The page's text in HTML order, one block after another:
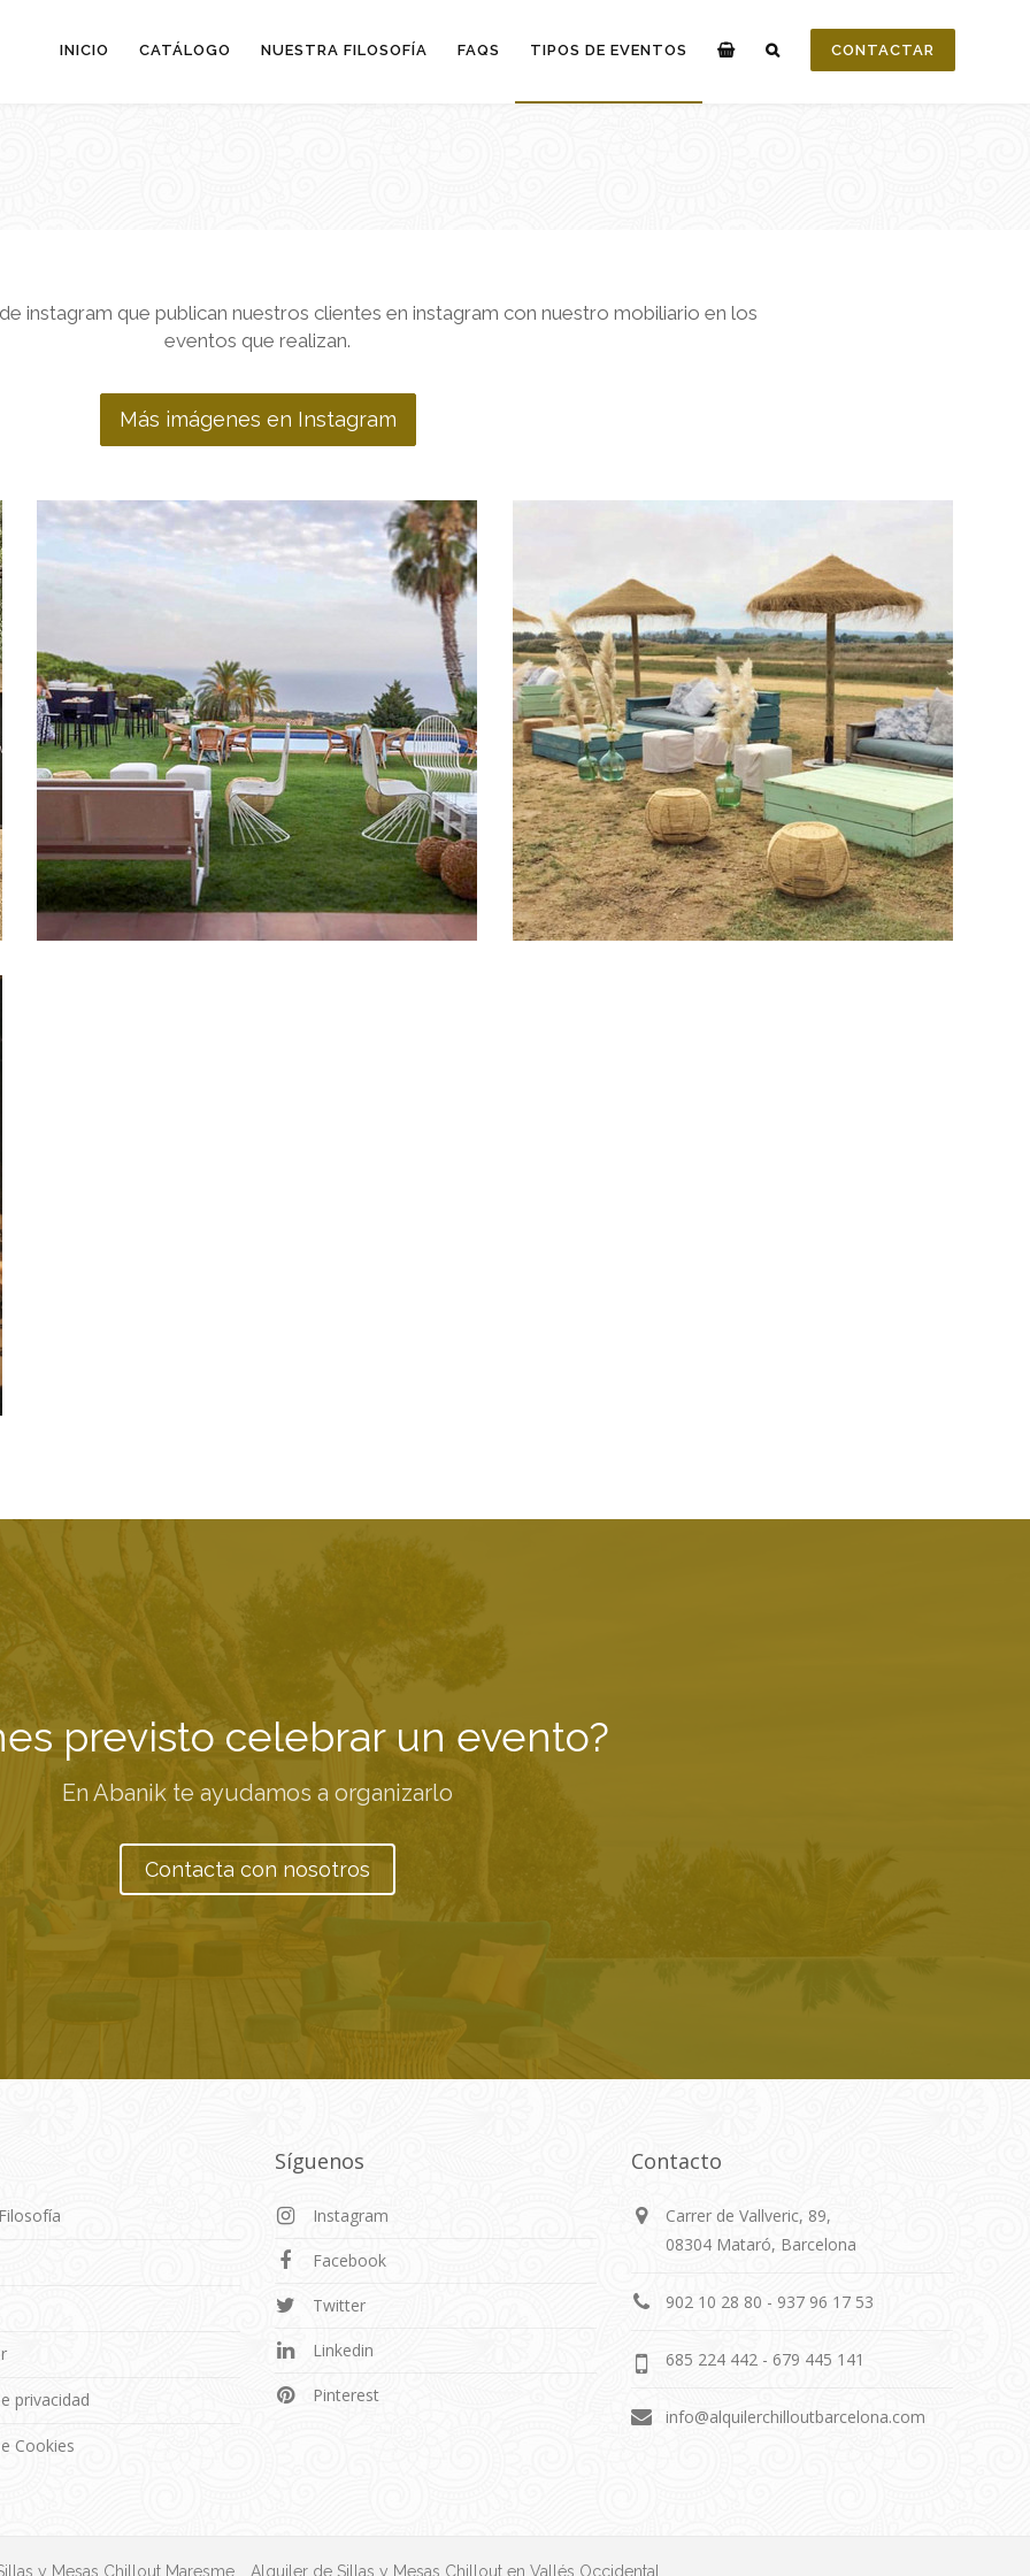
INICIO CATÁLOGO NUESTRA FILOSOFÍA FAQS TIPOS DE EVENTOS CONTACTAR
instagram que publican nuestros clientes en instagram con nuestro mobiliario en los
eventos que realizan.
Más imágenes en Instagram
previsto celebrar un evento?
En Abanik te ayudamos a organizarlo
Contacta con nosotros
privacidad
Cookies
Síguenos
Instagram
Facebook
Twitter
Linkedin
Pinterest
Contacto
Carrer de Vallveric, 89,
08304 Mataró, Barcelona
902 10 28 80 - 937 96 17 53
685 224 442 - 679 445 141
info@alquilerchilloutbarcelona.com
y Mesas Chillout Maresme Alquiler de Sillas y Mesas Chillout en Vallés Occidental